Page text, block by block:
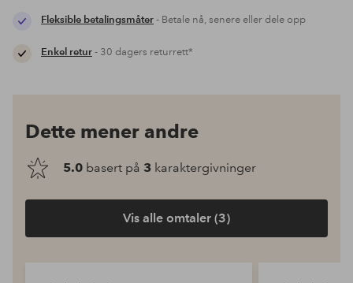
Fleksible betalingsmåter- Betale nå, senere eller dele opp
Enkel retur- 30 dagers returrett*
Dette mener andre
5.0 basert på 3 karaktergivninger
Vis alle omtaler (3)